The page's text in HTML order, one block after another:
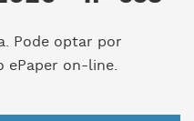
Pode optar por
ePaper on-line.